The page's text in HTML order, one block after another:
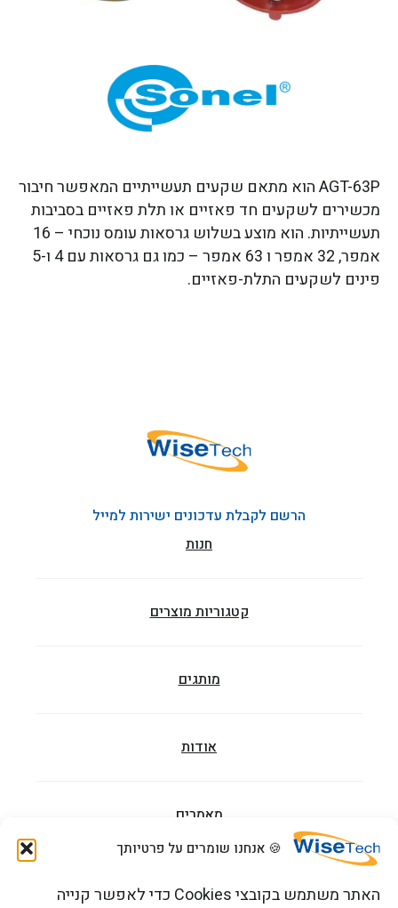
🍪 אנחנו שומרים על פרטיותך
האתר משתמש בקובצי Cookies כדי לאפשר קנייה
AGT-63P הוא מתאם שקעים תעשייתיים המאפשר חיבור
מכשירים לשקעים חד פאזיים או תלת פאזיים בסביבות
תעשייתיות. הוא מוצע בשלוש גרסאות עומס נוכחי – 16
אמפר, 32 אמפר ו 63 אמפר – כמו גם גרסאות עם 4 ו-5
פינים לשקעים התלת-פאזיים.
הרשם לקבלת עדכונים ישירות למייל
חנות
קטגוריות מוצרים
מותגים
אודות
מאמרים
הדרכות וקורסים